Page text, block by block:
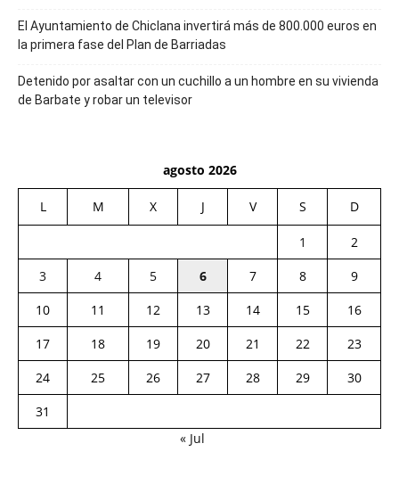
El Ayuntamiento de Chiclana invertirá más de 800.000 euros en
la primera fase del Plan de Barriadas
Detenido por asaltar con un cuchillo a un hombre en su vivienda
de Barbate y robar un televisor
agosto 2026
L M X J V S D
1
2
3
4 5 6 7 8
9
10
11 12 13 14 15
16
17
18 19 20 21 22
23
24
25 26 27 28 29
30
31
« Jul